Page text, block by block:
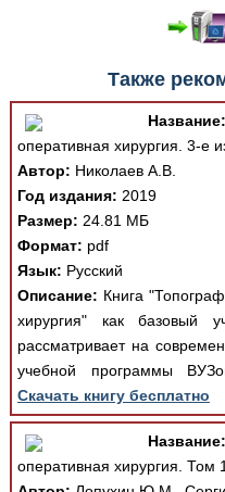
Также
Название:
оперативная хирургия. 3-е
Автор: Николаев А.В.
Год издания: 2019
Размер: 24.81 МБ
Формат: pdf
Язык: Русский
Описание: Книга
хирургия" как базовый
рассматривает на
учебной программы
Скачать книгу бесплатно
Название:
оперативная хирургия. Том